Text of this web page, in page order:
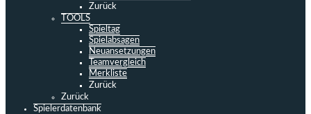
Zurück
TOOLS
Spieltag
Spielabsagen
Neuansetzungen
Teamvergleich
Merkliste
Zurück
Zurück
Spielerdatenbank